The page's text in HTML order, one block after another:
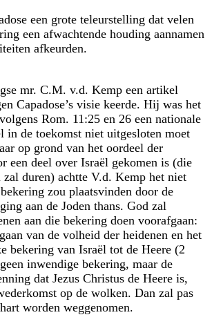
een grote teleurstelling dat velen
een afwachtende houding aannamen
afkeurden.
mr. C.M. v.d. Kemp een artikel
Capadose’s visie keerde. Hij was het
Rom. 11:25 en 26 een nationale
in de toekomst niet uitgesloten moet
op grond van het oordeel der
een deel over Israël gekomen is (die
duren) achtte V.d. Kemp het niet
zou plaatsvinden door de
aan de Joden thans. God zal
aan die bekering doen voorafgaan:
van de volheid der heidenen en het
bekering van Israël tot de Heere (2
inwendige bekering, maar de
dat Jezus Christus de Heere is,
op de wolken. Dan zal pas
worden weggenomen.